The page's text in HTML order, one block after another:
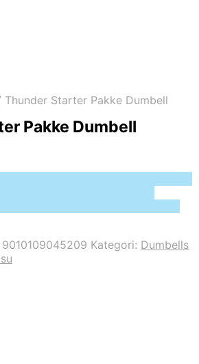
Thunder Starter Pakke Dumbell
Pakke Dumbell
9010109045209 Kategori: Dumbells